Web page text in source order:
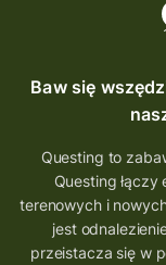
Baw się
Questing to
Questing
terenowych i
jest
przeistacza się w